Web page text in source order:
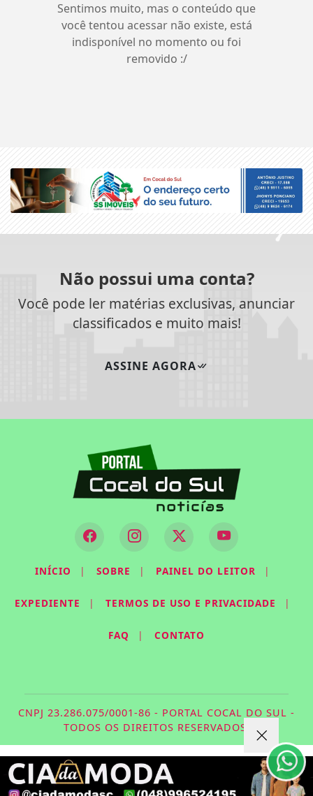
Sentimos muito, mas o conteúdo que
você tentou acessar não existe, está
indisponível no momento ou foi
removido :/
Não possui uma conta?
Você pode ler matérias exclusivas, anunciar
classificados e muito mais!
ASSINE AGORA
INÍCIO | SOBRE | PAINEL DO LEITOR |
EXPEDIENTE | TERMOS DE USO E PRIVACIDADE |
FAQ | CONTATO
CNPJ 23.286.075/0001-86 - PORTAL COCAL DO SUL -
TODOS OS DIREITOS RESERVADOS.
entendemos que você concorda com nossos Termos
de Uso e Privacidade.
CLICANDO AQUI
PROSSEGUIR